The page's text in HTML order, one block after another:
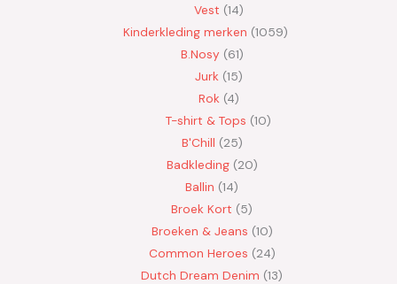
Vest 14
Kinderkleding merken 1059
B.Nosy 61
Jurk 15
Rok 4
T-shirt & Tops 10
B'Chill 25
Badkleding 20
Ballin 14
Broek Kort 5
Broeken & Jeans 10
Common Heroes 24
Dutch Dream Denim 13